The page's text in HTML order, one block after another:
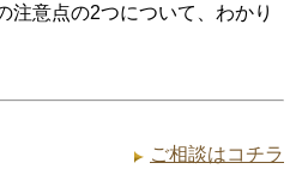
注意点の2つについて、わかり
ご相談はコチラ